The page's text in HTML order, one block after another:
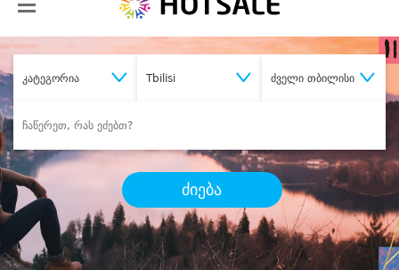
კატეგორია Tbilisi ძველი თბილისი
ძიება
შეიძინესასურველი მომსახურება
დიდი დანაზოგით